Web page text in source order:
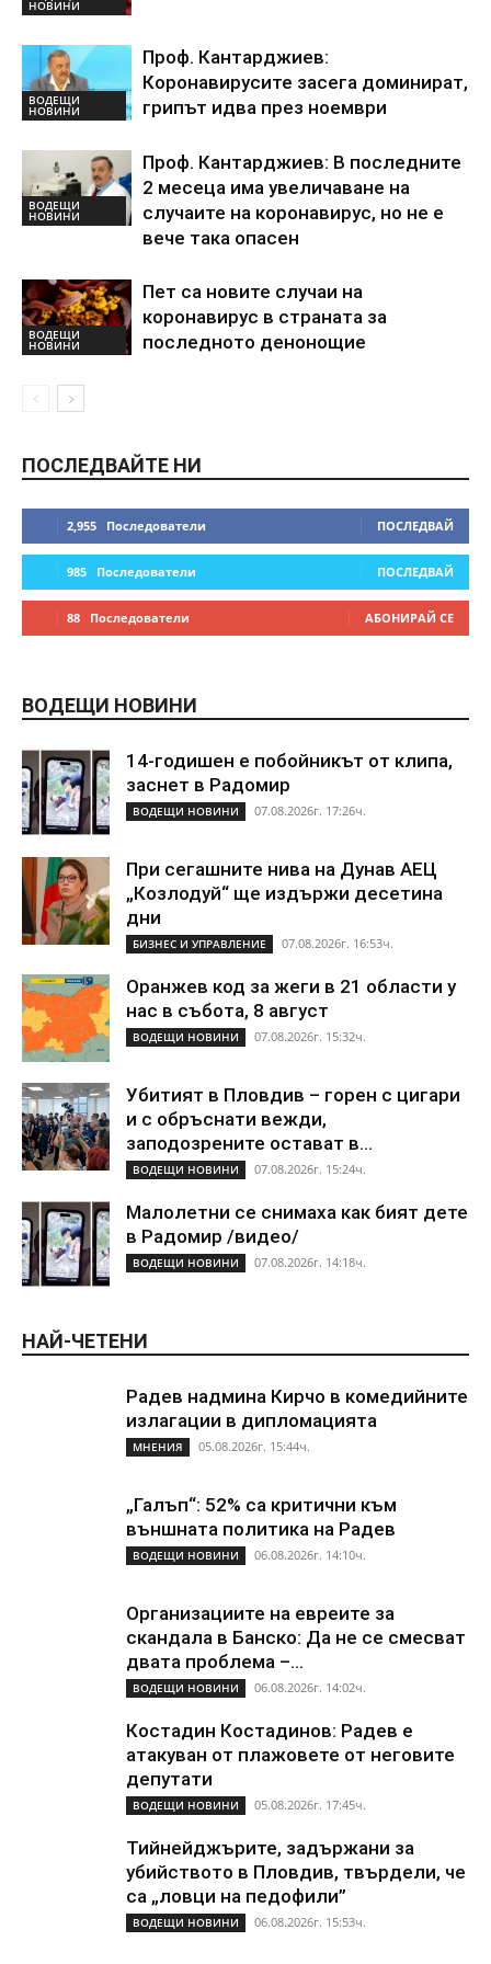
НОВИНИ
ВОДЕЩИ
НОВИНИ
Проф. Кантарджиев:
Коронавирусите засега доминират,
грипът идва през ноември
ВОДЕЩИ
НОВИНИ
Проф. Кантарджиев: В последните
2 месеца има увеличаване на
случаите на коронавирус, но не е
вече така опасен
ВОДЕЩИ
НОВИНИ
Пет са новите случаи на
коронавирус в страната за
последното денонощие
ПОСЛЕДВАЙТЕ НИ
2,955 Последователи ПОСЛЕДВАЙ
985 Последователи ПОСЛЕДВАЙ
88 Последователи АБОНИРАЙ СЕ
ВОДЕЩИ НОВИНИ
14-годишен е побойникът от клипа,
заснет в Радомир
ВОДЕЩИ НОВИНИ 07.08.2026г. 17:26ч.
При сегашните нива на Дунав АЕЦ
„Козлодуй“ ще издържи десетина
дни
БИЗНЕС И УПРАВЛЕНИЕ 07.08.2026г. 16:53ч.
Оранжев код за жеги в 21 области у
нас в събота, 8 август
ВОДЕЩИ НОВИНИ 07.08.2026г. 15:32ч.
Убитият в Пловдив – горен с цигари
и с обръснати вежди,
заподозрените остават в...
ВОДЕЩИ НОВИНИ 07.08.2026г. 15:24ч.
Малолетни се снимаха как бият дете
в Радомир /видео/
ВОДЕЩИ НОВИНИ 07.08.2026г. 14:18ч.
НАЙ-ЧЕТЕНИ
Радев надмина Кирчо в комедийните
излагации в дипломацията
МНЕНИЯ 05.08.2026г. 15:44ч.
„Галъп“: 52% са критични към
външната политика на Радев
ВОДЕЩИ НОВИНИ 06.08.2026г. 14:10ч.
Организациите на евреите за
скандала в Банско: Да не се смесват
двата проблема –...
ВОДЕЩИ НОВИНИ 06.08.2026г. 14:02ч.
Костадин Костадинов: Радев е
атакуван от плажoвете от неговите
депутати
ВОДЕЩИ НОВИНИ 05.08.2026г. 17:45ч.
Тийнейджърите, задържани за
убийството в Пловдив, твърдели, че
са „ловци на педофили”
ВОДЕЩИ НОВИНИ 06.08.2026г. 15:53ч.